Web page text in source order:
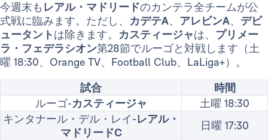
今週末も レアル・マドリードのカンテラ全チームが公
式戦に臨みます。ただし、 カデテA、 アレビンA、 デビ
ュータントは除きます。 カスティージャは、 プリメー
ラ・フェデラシオン第28節でルーゴと対戦します（土
曜 18:30、Orange TV、Football Club、LaLiga+）。
試合
時間
ルーゴ-カスティージャ
土曜 18:30
キンタナール・デル・レイ-レアル・
マドリードC
日曜 17:30